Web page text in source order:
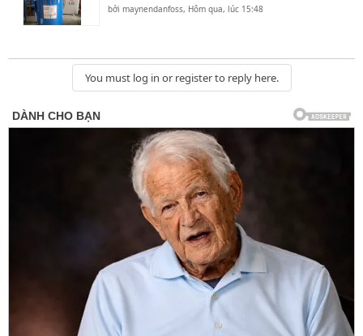
bởimaynendanfoss, Hôm qua, lúc 15:48
You must log in or register to reply here.